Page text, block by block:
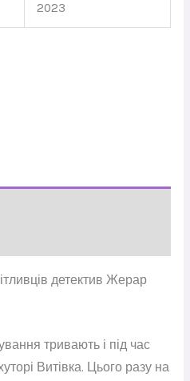
2023
детектив Жерар
тривають і під час
Витівка. Цього разу на